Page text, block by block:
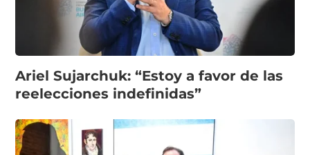
Ariel Sujarchuk: “Estoy a favor de las
reelecciones indefinidas”